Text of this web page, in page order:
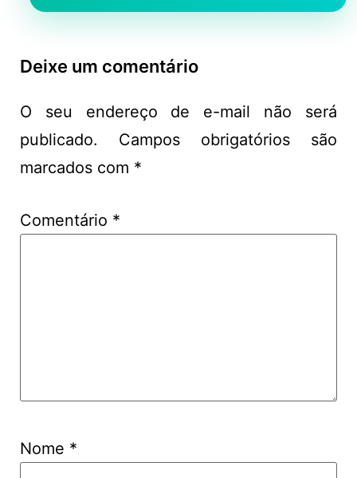
Deixe um comentário
O seu endereço de e-mail não será
publicado.
Campos obrigatórios são
marcados com *
Comentário *
Nome *